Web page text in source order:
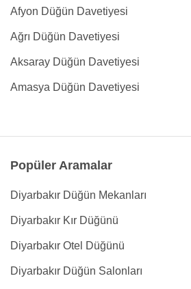
Afyon Düğün Davetiyesi
Ağrı Düğün Davetiyesi
Aksaray Düğün Davetiyesi
Amasya Düğün Davetiyesi
Popüler Aramalar
Diyarbakır Düğün Mekanları
Diyarbakır Kır Düğünü
Diyarbakır Otel Düğünü
Diyarbakır Düğün Salonları